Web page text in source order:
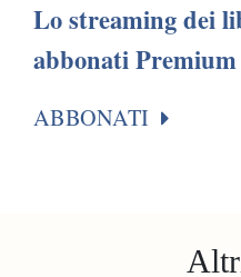
Lo streaming dei
abbonati Premium
ABBONATI